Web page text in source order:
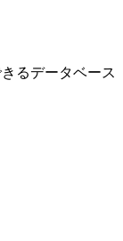
るデータベース